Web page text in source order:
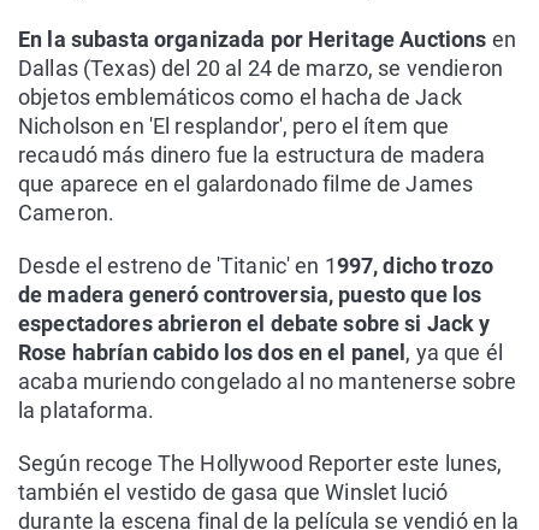
En la subasta organizada por Heritage Auctions en
Dallas (Texas) del 20 al 24 de marzo, se vendieron
objetos emblemáticos como el hacha de Jack
Nicholson en 'El resplandor', pero el ítem que
recaudó más dinero fue la estructura de madera
que aparece en el galardonado filme de James
Cameron.
Desde el estreno de 'Titanic' en 1997, dicho trozo
de madera generó controversia, puesto que los
espectadores abrieron el debate sobre si Jack y
Rose habrían cabido los dos en el panel , ya que él
acaba muriendo congelado al no mantenerse sobre
la plataforma.
Según recoge The Hollywood Reporter este lunes,
también el vestido de gasa que Winslet lució
durante la escena final de la película se vendió en la